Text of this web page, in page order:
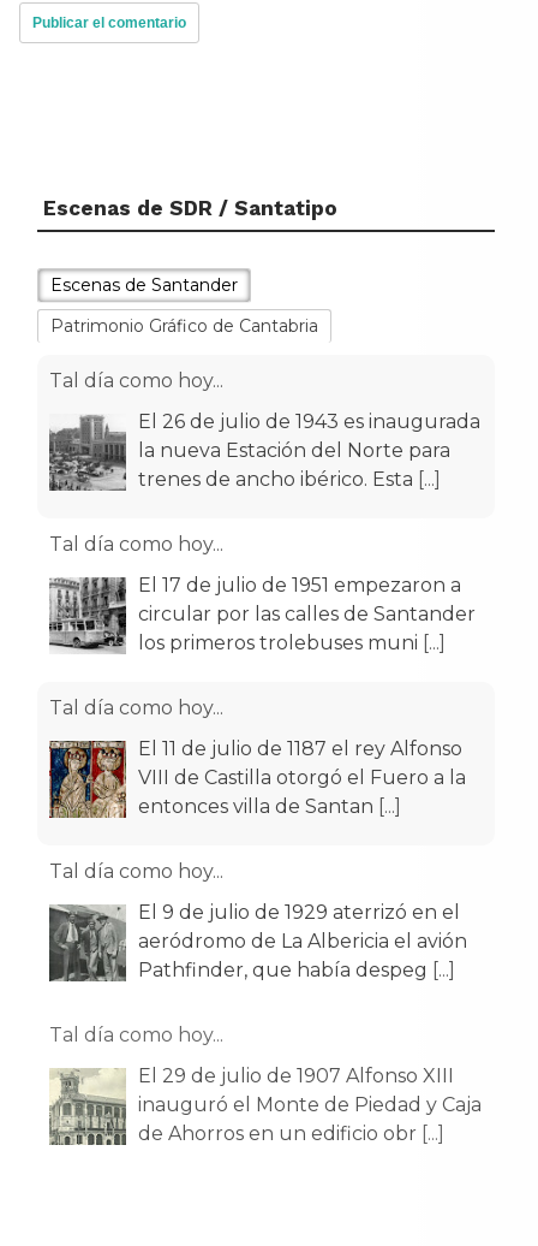
Escenas de SDR / Santatipo
Escenas de Santander
Patrimonio Gráfico de Cantabria
Tal día como hoy...
El 26 de julio de 1943 es inaugurada
la nueva Estación del Norte para
trenes de ancho ibérico. Esta [...]
Tal día como hoy...
El 17 de julio de 1951 empezaron a
circular por las calles de Santander
los primeros trolebuses muni [...]
Tal día como hoy...
El 11 de julio de 1187 el rey Alfonso
VIII de Castilla otorgó el Fuero a la
entonces villa de Santan [...]
Tal día como hoy...
El 9 de julio de 1929 aterrizó en el
aeródromo de La Albericia el avión
Pathfinder, que había despeg
[...]
Tal día como hoy...
El 29 de julio de 1907 Alfonso XIII
inauguró el Monte de Piedad y Caja
de Ahorros en un edificio obr [...]